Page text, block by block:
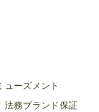
ーズメント
務ブランド保証